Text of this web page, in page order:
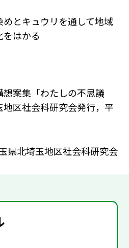
とキュウリを通して地域
はかる
想案集「わたしの不思議
区社会科研究会発行，平
県北埼玉地区社会科研究会